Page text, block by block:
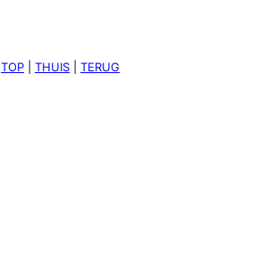
TOP THUIS TERUG